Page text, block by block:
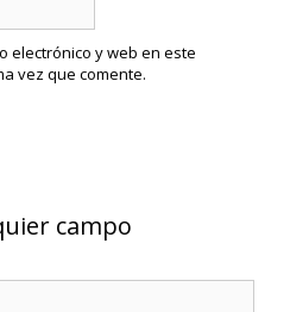
electrónico y web en este
vez que comente.
campo